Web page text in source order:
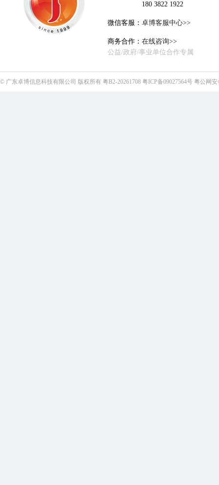
180 3822 1922
微信客服： 卓博客服中心>>
商务合作： 在线咨询>>
公益/政府/事业单位合作专属
© 广东卓博信息科技有限公司 版权所有 粤B2-20261708 粤ICP备09027564号 粤公网安